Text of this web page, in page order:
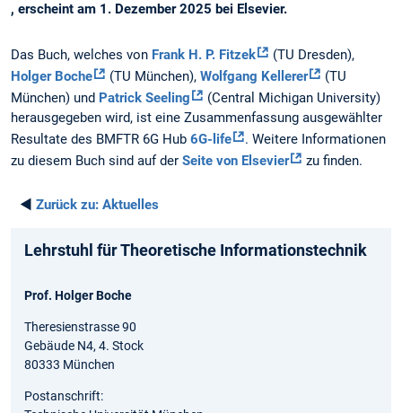
, erscheint am 1. Dezember 2025 bei Elsevier.
Das Buch, welches von Frank H. P. Fitzek
(TU Dresden),
Holger Boche
(TU München), Wolfgang Kellerer
(TU
München) und Patrick Seeling
(Central Michigan University)
herausgegeben wird, ist eine Zusammenfassung ausgewählter
Resultate des BMFTR 6G Hub 6G-life
. Weitere Informationen
zu diesem Buch sind auf der Seite von Elsevier zu finden.
◄ Zurück zu: Aktuelles
Lehrstuhl für Theoretische Informationstechnik
Prof. Holger Boche
Theresienstrasse 90
Gebäude N4, 4. Stock
80333 München
Postanschrift: